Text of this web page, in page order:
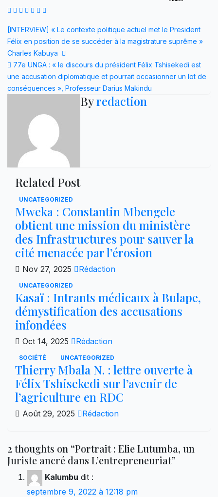
Navigation
de
l’article
[INTERVIEW] « Le contexte politique actuel met le President
Félix en position de se succéder à la magistrature suprême »
Charles Kabuya
77e UNGA : « le discours du président Félix Tshisekedi est
une accusation diplomatique et pourrait occasionner un lot de
conséquences », Professeur Darius Makindu
Byredaction
Related Post
UNCATEGORIZED
Mweka : Constantin Mbengele
obtient une mission du ministère
des Infrastructures pour sauver la
cité menacée par l’érosion
Nov 27, 2025 Rédaction
UNCATEGORIZED
Kasaï : Intrants médicaux à Bulape,
démystification des accusations
infondées
Oct 14, 2025 Rédaction
SOCIÉTÉ UNCATEGORIZED
Thierry Mbala N. : lettre ouverte à
Félix Tshisekedi sur l’avenir de
l’agriculture en RDC
Août 29, 2025 Rédaction
2 thoughts on “Portrait : Elie Lutumba, un
Juriste ancré dans L’entrepreneuriat”
Kalumbu dit :
septembre 9, 2022 à 12:18 pm